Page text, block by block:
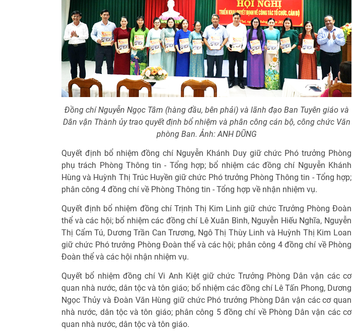
Đồng chí Nguyễn Ngọc Tâm (hàng đầu, bên phải) và lãnh đạo Ban Tuyên giáo và
Dân vận Thành ủy trao quyết định bổ nhiệm và phân công cán bộ, công chức Văn
phòng Ban. Ảnh: ANH DŨNG
Quyết định bổ nhiệm đồng chí Nguyễn Khánh Duy giữ chức Phó trưởng Phòng
phụ trách Phòng Thông tin - Tổng hợp; bổ nhiệm các đồng chí Nguyễn Khánh
Hùng và Huỳnh Thị Trúc Huyền giữ chức Phó trưởng Phòng Thông tin - Tổng hợp;
phân công 4 đồng chí về Phòng Thông tin - Tổng hợp về nhận nhiệm vụ.
Quyết định bổ nhiệm đồng chí Trịnh Thị Kim Linh giữ chức Trưởng Phòng Đoàn
thể và các hội; bổ nhiệm các đồng chí Lê Xuân Bình, Nguyễn Hiếu Nghĩa, Nguyễn
Thị Cẩm Tú, Dương Trần Can Trương, Ngô Thị Thùy Linh và Huỳnh Thị Kim Loan
giữ chức Phó trưởng Phòng Đoàn thể và các hội; phân công 4 đồng chí về Phòng
Đoàn thể và các hội nhận nhiệm vụ.
Quyết bổ nhiệm đồng chí Vi Anh Kiệt giữ chức Trưởng Phòng Dân vận các cơ
quan nhà nước, dân tộc và tôn giáo; bổ nhiệm các đồng chí Lê Tấn Phong, Dương
Ngọc Thủy và Đoàn Văn Hùng giữ chức Phó trưởng Phòng Dân vận các cơ quan
nhà nước, dân tộc và tôn giáo; phân công 5 đồng chí về Phòng Dân vận các cơ
quan nhà nước, dân tộc và tôn giáo.